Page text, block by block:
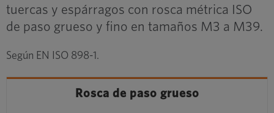
tuercas y espárragos con rosca métrica ISO
de paso grueso y fino en tamaños M3 a M39.
Según EN ISO 898-1.
Rosca de paso grueso